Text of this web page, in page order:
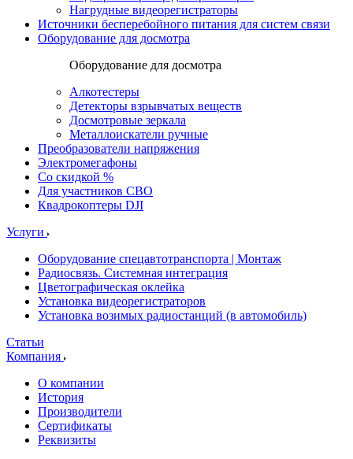
Нагрудные видеорегистраторы
Источники бесперебойного питания для систем связи
Оборудование для досмотра
Оборудование для досмотра
Алкотестеры
Детекторы взрывчатых веществ
Досмотровые зеркала
Металлоискатели ручные
Преобразователи напряжения
Электромегафоны
Со скидкой %
Для участников СВО
Квадрокоптеры DJI
Услуги
Оборудование спецавтотранспорта | Монтаж
Радиосвязь. Системная интеграция
Цветографическая оклейка
Установка видеорегистраторов
Установка возимых радиостанций (в автомобиль)
Статьи
Компания
О компании
История
Производители
Сертификаты
Реквизиты